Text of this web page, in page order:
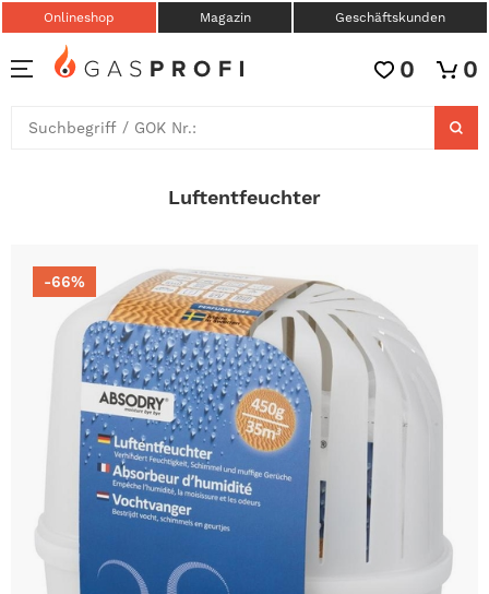
Onlineshop Magazin Geschäftskunden
0 0
Luftentfeuchter
-66%